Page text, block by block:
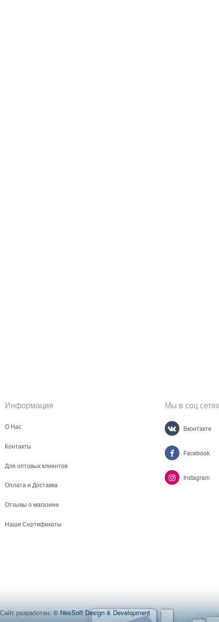
Информация
О Нас
Контакты
Для оптовых клиентов
Оплата и Доставка
Отзывы о магазине
Наши Сертификаты
Мы в соц сетях
Вконтакте
Facebook
Instagram
Сайт разработан: © NesSoft Design & Development